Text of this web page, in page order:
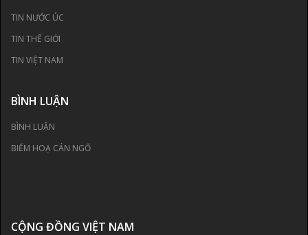
TIN NƯỚC ÚC
TIN THẾ GIỚI
TIN VIỆT NAM
BÌNH LUẬN
BÌNH LUẬN
BIẾM HOẠ CÁN NGỐ
CỘNG ĐỒNG VIỆT NAM